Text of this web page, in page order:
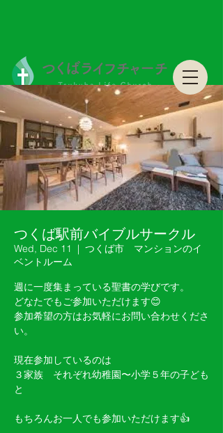
つくばライフチャーチ Tsukuba Life Church
つくばライフチャーチ Tsukuba Life Church
つくば駅前バイブルサークル
Wed, Dec 11
  |
つくば市 マンションのイ
ベントルーム
週に一度集まっている聖書の学びです。
どなたでもご参加いただけます😊
参加希望の方はお気軽にお問い合わせくださ
い。
現在参加しているのは
３家族 それぞれ幼稚園〜小学５年の子ども
と
もちろんお一人でも参加いただけます👍